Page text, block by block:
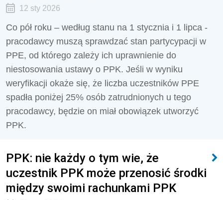
12 sty 2026
Co pół roku – według stanu na 1 stycznia i 1 lipca -
pracodawcy muszą sprawdzać stan partycypacji w
PPE, od którego zależy ich uprawnienie do
niestosowania ustawy o PPK. Jeśli w wyniku
weryfikacji okaże się, że liczba uczestników PPE
spadła poniżej 25% osób zatrudnionych u tego
pracodawcy, będzie on miał obowiązek utworzyć
PPK.
PPK: nie każdy o tym wie, że
uczestnik PPK może przenosić środki
między swoimi rachunkami PPK